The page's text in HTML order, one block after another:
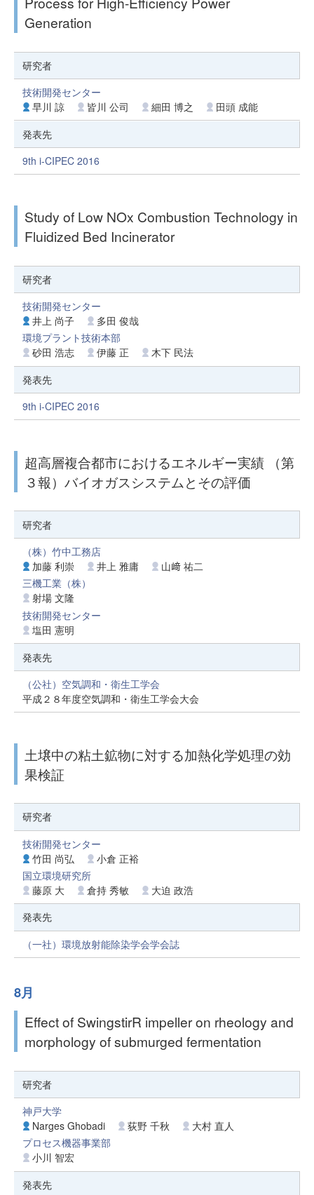
Generation
研究者
技術開発センター
早川 諒
皆川 公司 細田 博之
田頭 成能
発表先
9th i-CIPEC 2016
Study of Low NOx Combustion Technology in
Fluidized Bed Incinerator
研究者
技術開発センター
井上 尚子
多田 俊哉
環境プラント技術本部
砂田 浩志
伊藤 正
木下 民法
発表先
9th i-CIPEC 2016
超高層複合都市におけるエネルギー実績 （第
３報）バイオガスシステムとその評価
研究者
（株）竹中工務店
加藤 利崇
井上 雅庸
山﨑 祐二
三機工業（株）
射場 文隆
技術開発センター
塩田 憲明
発表先
（公社）空気調和・衛生工学会
平成２８年度空気調和・衛生工学会大会
土壌中の粘土鉱物に対する加熱化学処理の効
果検証
研究者
技術開発センター
竹田 尚弘
小倉 正裕
国立環境研究所
藤原 大
倉持 秀敏
大迫 政浩
発表先
（一社）環境放射能除染学会学会誌
8月
Effect of SwingstirR impeller on rheology and
morphology of submurged fermentation
研究者
神戸大学
Narges Ghobadi
荻野 千秋
大村 直人
プロセス機器事業部
小川 智宏
発表先